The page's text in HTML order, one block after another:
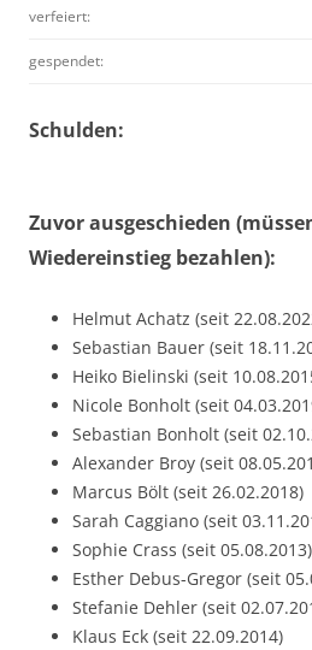
verfeiert:
gespendet:
Schulden:
Zuvor ausgeschieden
Wiedereinstieg bezahlen):
Helmut Achatz (seit
Sebastian Bauer (seit
Heiko Bielinski (seit
Nicole Bonholt (seit
Sebastian Bonholt (seit
Alexander Broy (seit
Marcus Bölt (seit 26.02.2018)
Sarah Caggiano (seit
Sophie Crass (seit 05.08.2013)
Esther Debus-Gregor (seit
Stefanie Dehler (seit
Klaus Eck (seit 22.09.2014)